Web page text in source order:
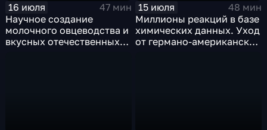
16 июля
47 мин
Научное создание
молочного овцеводства и
вкусных отечественных
15 июля
48 мин
Миллионы реакций в базе
химических данных. Уход
от германо-американской